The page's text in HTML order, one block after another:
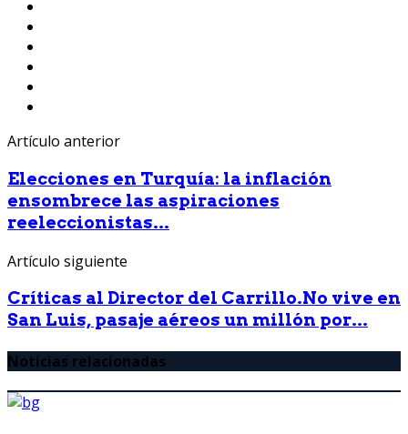
Artículo anterior
Elecciones en Turquía: la inflación
ensombrece las aspiraciones
reeleccionistas...
Artículo siguiente
Críticas al Director del Carrillo.No vive en
San Luis, pasaje aéreos un millón por...
Noticias relacionadas